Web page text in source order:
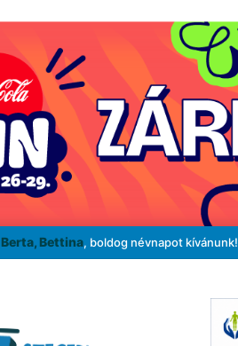
Berta, Bettina, boldog névnapot kívánunk!